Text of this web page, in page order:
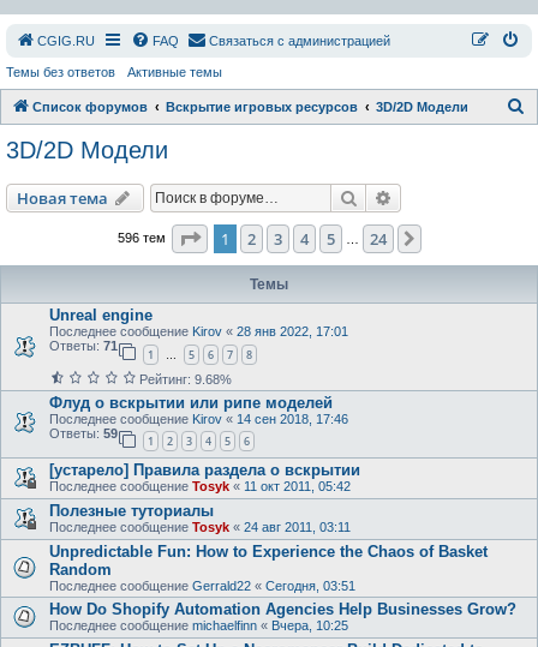
СGIG.RU FAQ Связаться с администрацией
Темы без ответов Активные темы
Список форумов Вскрытие игровых ресурсов 3D/2D Модели
3D/2D Модели
Новая тема Поиск
596 тем Страница из 24
1 2 3 4 5 24
Темы
Unreal engine
Последнее сообщение Kirov « 28 янв 2022, 17:01
Ответы: 71
1 … 5 6 7 8
Рейтинг: 9.68%
Флуд о вскрытии или рипе моделей
Последнее сообщение Kirov « 14 сен 2018, 17:46
Ответы: 59
1 2 3 4 5 6
[устарело] Правила раздела о вскрытии
Последнее сообщение Tosyk « 11 окт 2011, 05:42
Полезные туториалы
Последнее сообщение Tosyk « 24 авг 2011, 03:11
Unpredictable Fun: How to Experience the Chaos of Basket
Random
Последнее сообщение Gerrald22 « Сегодня, 03:51
How Do Shopify Automation Agencies Help Businesses Grow?
Последнее сообщение michaelfinn « Вчера, 10:25